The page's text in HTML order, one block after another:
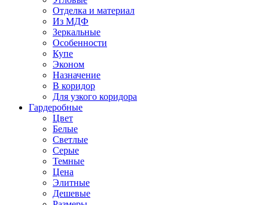
Отделка и материал
Из МДФ
Зеркальные
Особенности
Купе
Эконом
Назначение
В коридор
Для узкого коридора
Гардеробные
Цвет
Белые
Светлые
Серые
Темные
Цена
Элитные
Дешевые